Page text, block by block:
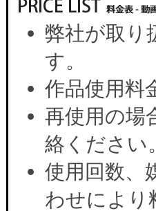
弊社が取り
す。
作品使用料
再使用の場
絡ください。
使用回数、
わせにより